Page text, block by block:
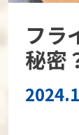
フラ
秘密